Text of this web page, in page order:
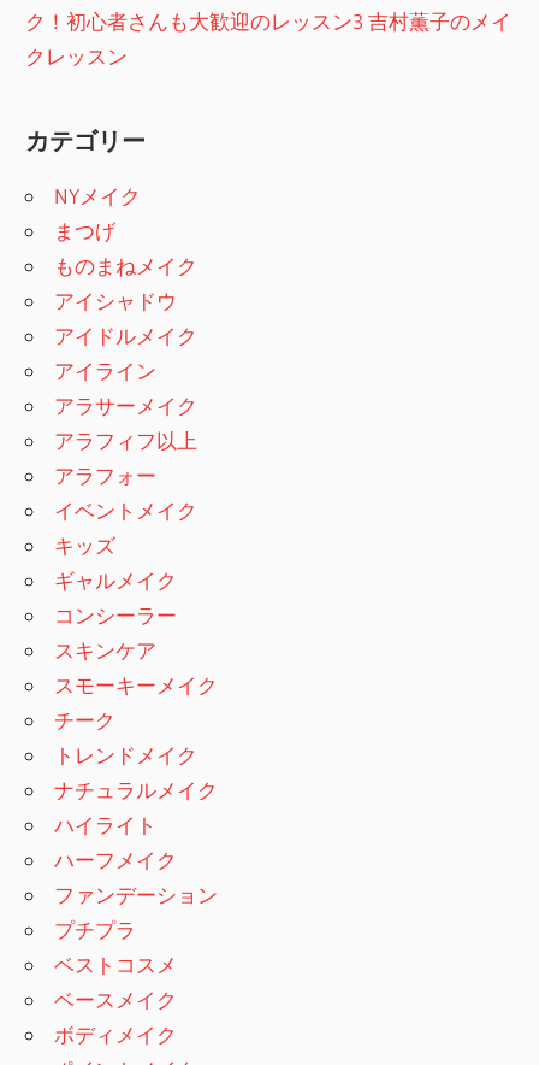
ク！初心者さんも大歓迎のレッスン3 吉村薫子のメイ
クレッスン
カテゴリー
NYメイク
まつげ
ものまねメイク
アイシャドウ
アイドルメイク
アイライン
アラサーメイク
アラフィフ以上
アラフォー
イベントメイク
キッズ
ギャルメイク
コンシーラー
スキンケア
スモーキーメイク
チーク
トレンドメイク
ナチュラルメイク
ハイライト
ハーフメイク
ファンデーション
プチプラ
ベストコスメ
ベースメイク
ボディメイク